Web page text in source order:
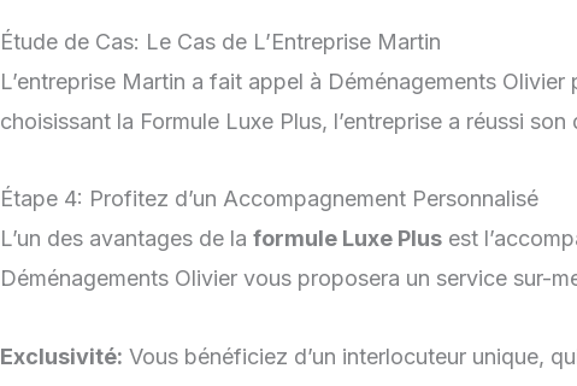
Étude de Cas: Le Cas de L’Entreprise Martin
L’entreprise Martin a fait appel à Déménagements Olivier
choisissant la Formule Luxe Plus, l’entreprise a réussi
Étape 4: Profitez d’un Accompagnement Personnalisé
L’un des avantages de la formule Luxe Plus est
Déménagements Olivier vous proposera un service sur-
Exclusivité: Vous bénéficiez d’un interlocuteur unique,